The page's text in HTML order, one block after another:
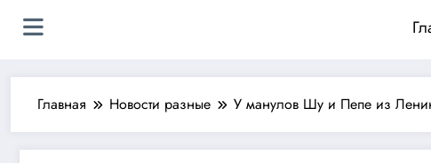
Главная Новости разные У манулов Шу и Пепе из